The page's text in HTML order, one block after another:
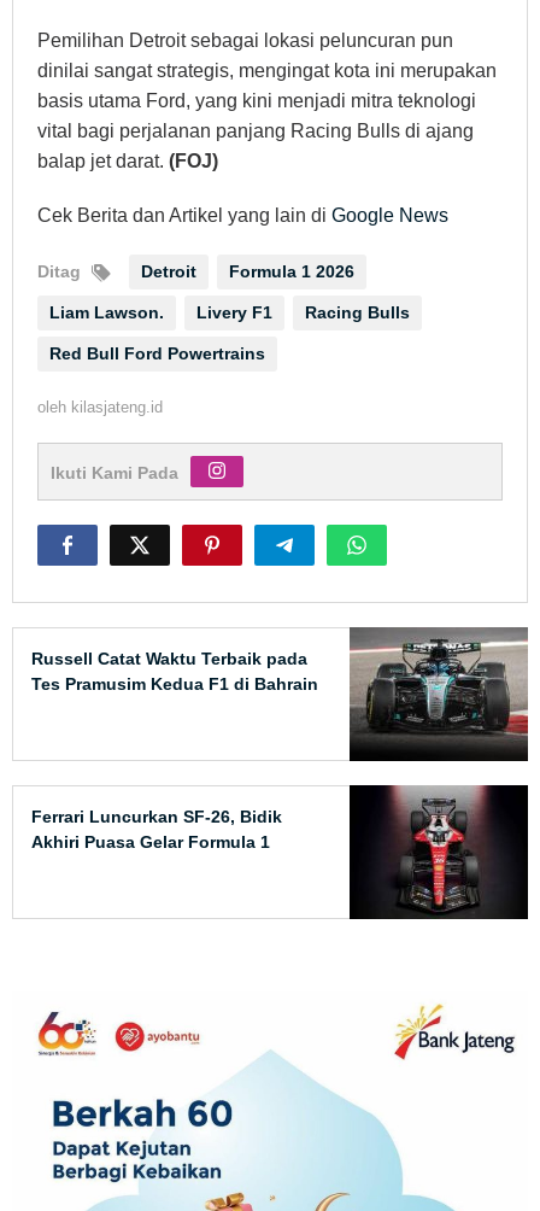
Pemilihan Detroit sebagai lokasi peluncuran pun
dinilai sangat strategis, mengingat kota ini merupakan
basis utama Ford, yang kini menjadi mitra teknologi
vital bagi perjalanan panjang Racing Bulls di ajang
balap jet darat. (FOJ)
Cek Berita dan Artikel yang lain di Google News
Ditag Detroit Formula 1 2026
Liam Lawson. Livery F1 Racing Bulls
Red Bull Ford Powertrains
oleh kilasjateng.id
Ikuti Kami Pada
Russell Catat Waktu Terbaik pada
Tes Pramusim Kedua F1 di Bahrain
Ferrari Luncurkan SF-26, Bidik
Akhiri Puasa Gelar Formula 1